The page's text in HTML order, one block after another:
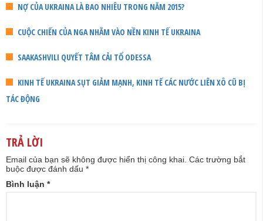
NỢ CỦA UKRAINA LÀ BAO NHIÊU TRONG NĂM 2015?
CUỘC CHIẾN CỦA NGA NHẰM VÀO NỀN KINH TẾ UKRAINA
SAAKASHVILI QUYẾT TÂM CẢI TỔ ODESSA
KINH TẾ UKRAINA SỤT GIẢM MẠNH, KINH TẾ CÁC NƯỚC LIÊN XÔ CŨ BỊ
TÁC ĐỘNG
TRẢ LỜI
Email của bạn sẽ không được hiển thị công khai. Các trường bắt
buộc được đánh dấu *
Bình luận *